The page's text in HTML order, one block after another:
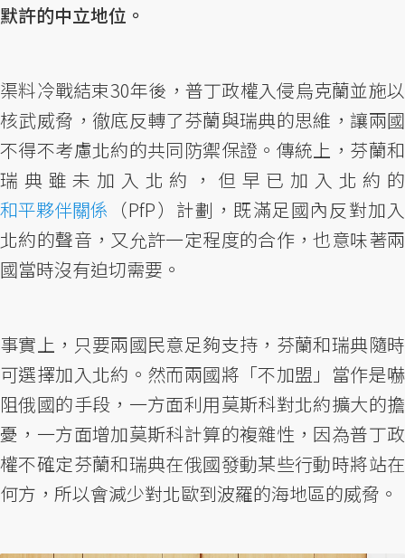
默許的中立地位。
渠料冷戰結束30年後，普丁政權入侵烏克蘭並施以
核武威脅，徹底反轉了芬蘭與瑞典的思維，讓兩國
不得不考慮北約的共同防禦保證。傳統上，芬蘭和
瑞典雖未加入北約，但早已加入北約的
和平夥伴關係 （PfP）計劃，既滿足國內反對加入
北約的聲音，又允許一定程度的合作，也意味著兩
國當時沒有迫切需要。
事實上，只要兩國民意足夠支持，芬蘭和瑞典隨時
可選擇加入北約。然而兩國將「不加盟」當作是嚇
阻俄國的手段，一方面利用莫斯科對北約擴大的擔
憂，一方面增加莫斯科計算的複雜性，因為普丁政
權不確定芬蘭和瑞典在俄國發動某些行動時將站在
何方，所以會減少對北歐到波羅的海地區的威脅。